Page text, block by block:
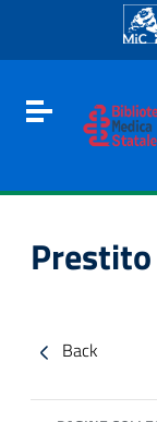
Go to content
Go to the
Go to the
Toggle
Prestito
Back